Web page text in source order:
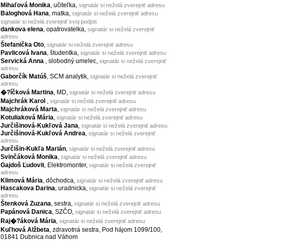
Mihaľová Monika, učiteľka, signatár si neželá zverejniť adresu
Baloghová Hana , matka, signatár si neželá zverejniť adresu
signatár si neželá zverejniť svoj podpis
dankova elena, opatrovatelka, signatár si neželá zverejniť
adresu
Štefanička Oto, signatár si neželá zverejniť adresu
Pavlicová Ivana, študentka, signatár si neželá zverejniť adresu
Servická Anna , slobodný umelec, signatár si neželá zverejniť
adresu
Gaborčík Matúš , SCM analytik, signatár si neželá zverejniť
adresu
�?íčková Martina, MD, signatár si neželá zverejniť adresu
Majchrák Karol , signatár si neželá zverejniť adresu
Majchráková Marta, signatár si neželá zverejniť adresu
Kotuliaková Mária signatár si neželá zverejniť adresu
Jurčišinová-Kukľová Jana signatár si neželá zverejniť adresu
Jurčišinová-Kukľová Andrea, signatár si neželá zverejniť
adresu
Jurčišin-Kukľa Marián, signatár si neželá zverejniť adresu
Svinčáková Monika, signatár si neželá zverejniť adresu
Gajdoš Ľudovit , Elektromonter, signatár si neželá zverejniť
adresu
Klimová Mária , dôchodca, signatár si neželá zverejniť adresu
Hascakova Darina, uradnicka, signatár si neželá zverejniť
adresu
Štenková Zuzana, sestra, signatár si neželá zverejniť adresu
Papánová Danica, SZČO, signatár si neželá zverejniť adresu
Raj�?áková Mária signatár si neželá zverejniť adresu
Kuľhová Alžbeta , zdravotná sestra, Pod hájom 1099/100,
01841 Dubnica nad Váhom